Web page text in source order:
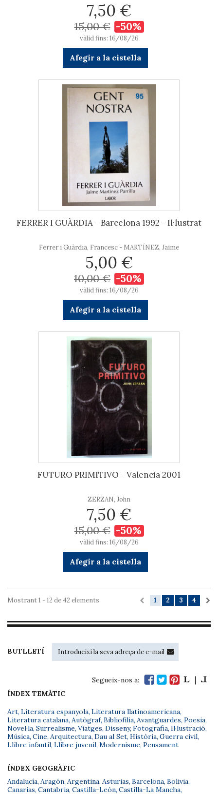
7,50 €
15,00 € -50%
vàlid fins: 16/08/26
Afegir a la cistella
FERRER I GUÀRDIA - Barcelona 1992 - Il·lustrat
Ferrer i Guàrdia, Francesc - MARTÍNEZ, Jaime
5,00 €
10,00 € -50%
vàlid fins: 16/08/26
Afegir a la cistella
FUTURO PRIMITIVO - Valencia 2001
ZERZAN, John
7,50 €
15,00 € -50%
vàlid fins: 16/08/26
Afegir a la cistella
1 2 3 4
Mostrant 1 - 12 de 42 elements
BUTLLETÍ
Segueix-nos a:
ÍNDEX TEMÀTIC
Art, Literatura espanyola, Literatura llatinoamericana,
Literatura catalana, Autògraf, Bibliofília, Avantguardes, Poesia,
Novel·la, Surrealisme, Viatges, Disseny, Fotografia, Il·lustració,
Música, Cine, Arquitectura, Dau al Set, Història, Guerra civil,
Llibre infantil, Llibre juvenil, Modernisme, Pensament
ÍNDEX GEOGRÀFIC
Andalucía, Aragón, Argentina, Asturias, Barcelona, Bolivia,
Canarias, Cantabria, Castilla-León, Castilla-La Mancha,